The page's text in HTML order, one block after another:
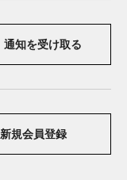
通知を受け取る
新規会員登録